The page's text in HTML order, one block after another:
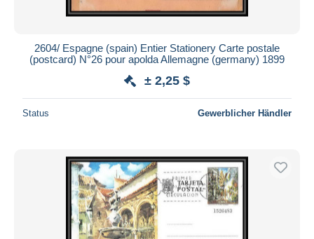
2604/ Espagne (spain) Entier Stationery Carte postale
(postcard) N°26 pour apolda Allemagne (germany) 1899
± 2,25 $
Status Gewerblicher Händler